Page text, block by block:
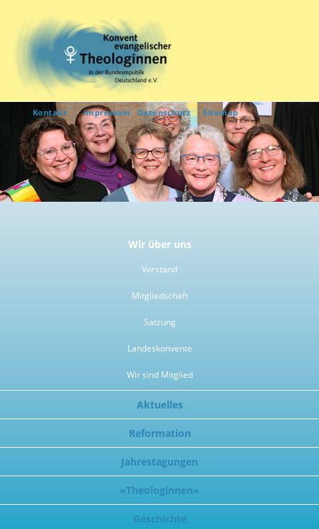
Kontakt Impressum Datenschutz Sitemap
Wir über uns
Vorstand
Mitgliedschaft
Satzung
Landeskonvente
Wir sind Mitglied
Aktuelles
Reformation
Jahrestagungen
»Theologinnen«
Geschichte